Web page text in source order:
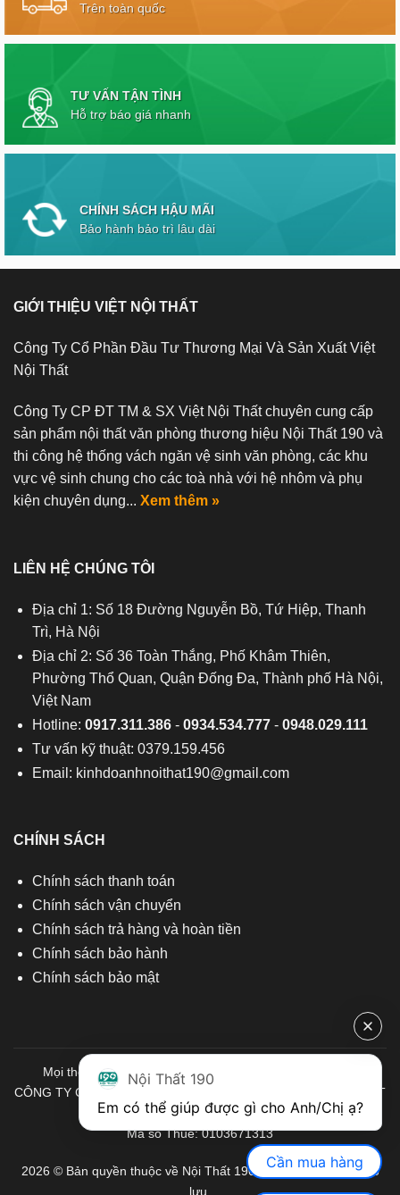
Trên toàn quốc
TƯ VẤN TẬN TÌNH
Hỗ trợ báo giá nhanh
CHÍNH SÁCH HẬU MÃI
Bảo hành bảo trì lâu dài
GIỚI THIỆU VIỆT NỘI THẤT
Công Ty Cổ Phần Đầu Tư Thương Mại Và Sản Xuất Việt
Nội Thất
Công Ty CP ĐT TM & SX Việt Nội Thất chuyên cung cấp
sản phẩm nội thất văn phòng thương hiệu Nội Thất 190 và
thi công hệ thống vách ngăn vệ sinh văn phòng, các khu
vực vệ sinh chung cho các toà nhà với hệ nhôm và phụ
kiện chuyên dụng... Xem thêm »
LIÊN HỆ CHÚNG TÔI
Địa chỉ 1: Số 18 Đường Nguyễn Bồ, Tứ Hiệp, Thanh
Trì, Hà Nội
Địa chỉ 2: Số 36 Toàn Thắng, Phố Khâm Thiên,
Phường Thổ Quan, Quận Đống Đa, Thành phố Hà Nội,
Việt Nam
Hotline: 0917.311.386- 0934.534.777- 0948.029.111
Tư vấn kỹ thuật: 0379.159.456
Email: kinhdoanhnoithat190@gmail.com
CHÍNH SÁCH
Chính sách thanh toán
Chính sách vận chuyển
Chính sách trả hàng và hoàn tiền
Chính sách bảo hành
Chính sách bảo mật
Mọi thông tin quý khách hàng vui lòng liên hệ chúng tôi:
CÔNG TY CỔ PHẦN ĐẦU TƯ THƯƠNG MẠI VÀ SẢN XUẤT VIỆT
NỘI THẤT
Mã số Thuế: 0103671313
2026 © Bản quyền thuộc về Nội Thất 190. Mọi quyền được bảo
lưu.
Nội Thất 190
Cần mua hàng